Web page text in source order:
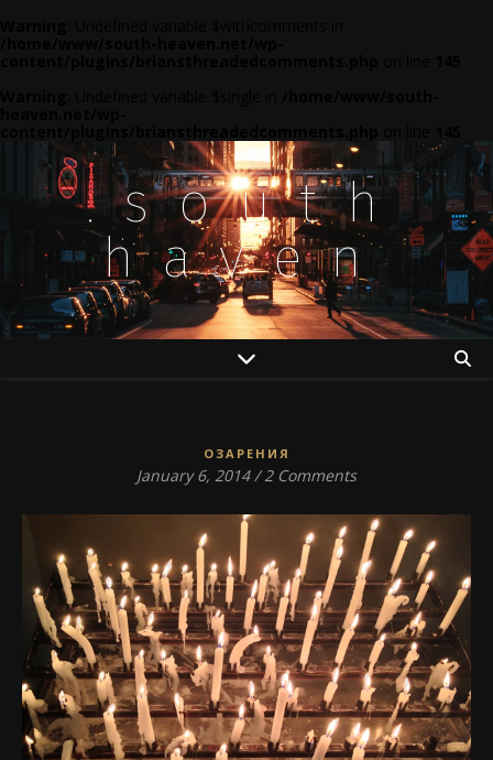
.south
haven
ОЗАРЕНИЯ
January 6, 2014 / 2 Comments